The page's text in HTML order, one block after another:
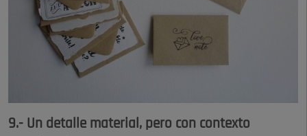
9.- Un detalle material, pero con contexto